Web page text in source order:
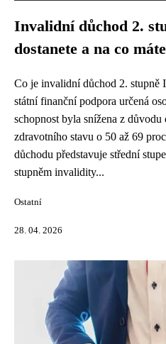
Invalidní důchod 2.
dostanete a na co
Co je invalidní důchod 2. stupně
státní finanční podpora určená
schopnost byla snížena z
zdravotního stavu o 50 až 69
důchodu představuje střední
stupněm invalidity...
Ostatní
28. 04. 2026